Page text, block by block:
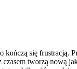
się frustracją.
tworzą nową